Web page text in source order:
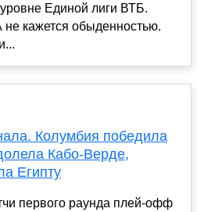
Единой лиги ВТБ.
кажется обыденностью.
Колумбия победила
Кабо-Верде,
Египту
первого раунда плей-офф